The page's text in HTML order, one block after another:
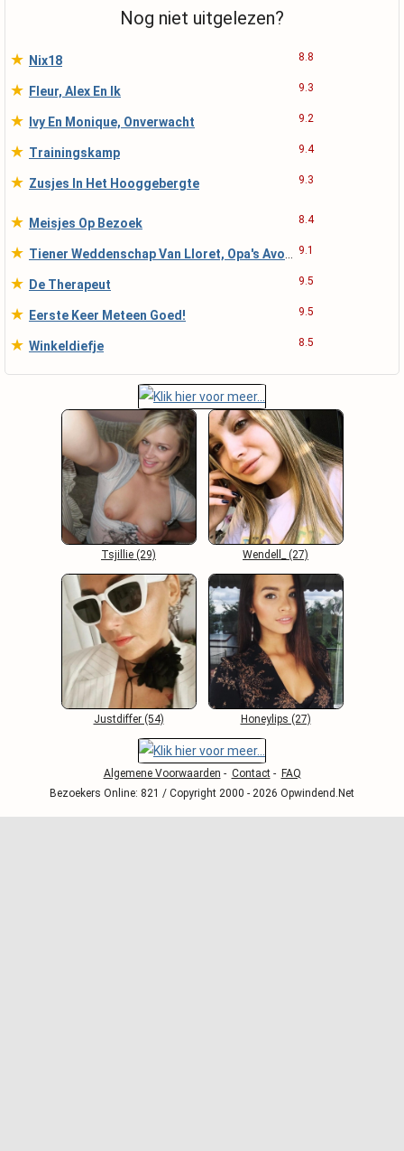
Nog niet uitgelezen?
★ Nix18 8.8
★ Fleur, Alex En Ik 9.3
★ Ivy En Monique, Onverwacht 9.2
★ Trainingskamp 9.4
★ Zusjes In Het Hooggebergte 9.3
★ Meisjes Op Bezoek 8.4
★ Tiener Weddenschap Van Lloret, Opa's Avondwandeling 9.1
★ De Therapeut 9.5
★ Eerste Keer Meteen Goed! 9.5
★ Winkeldiefje 8.5
Tsjillie (29) Wendell_ (27)
Justdiffer (54) Honeylips (27)
Algemene Voorwaarden - Contact- FAQ
Bezoekers Online: 821 / Copyright 2000 - 2026 Opwindend.Net